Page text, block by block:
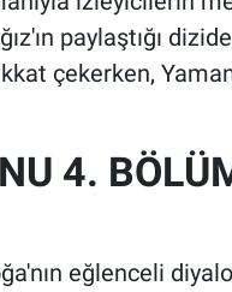
paylaştığı
çekerken,
4.
eğlenceli